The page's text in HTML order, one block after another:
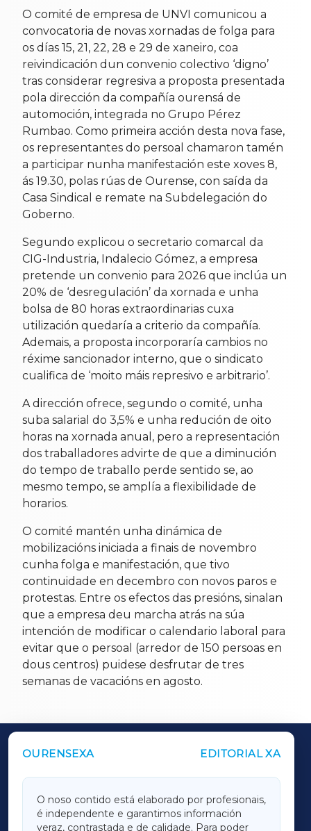
O comité de empresa de UNVI comunicou a
convocatoria de novas xornadas de folga para
os días 15, 21, 22, 28 e 29 de xaneiro, coa
reivindicación dun convenio colectivo ‘digno’
tras considerar regresiva a proposta presentada
pola dirección da compañía ourensá de
automoción, integrada no Grupo Pérez
Rumbao. Como primeira acción desta nova fase,
os representantes do persoal chamaron tamén
a participar nunha manifestación este xoves 8,
ás 19.30, polas rúas de Ourense, con saída da
Casa Sindical e remate na Subdelegación do
Goberno.
Segundo explicou o secretario comarcal da
CIG-Industria, Indalecio Gómez, a empresa
pretende un convenio para 2026 que inclúa un
20% de ‘desregulación’ da xornada e unha
bolsa de 80 horas extraordinarias cuxa
utilización quedaría a criterio da compañía.
Ademais, a proposta incorporaría cambios no
réxime sancionador interno, que o sindicato
cualifica de ‘moito máis represivo e arbitrario’.
A dirección ofrece, segundo o comité, unha
suba salarial do 3,5% e unha redución de oito
horas na xornada anual, pero a representación
dos traballadores advirte de que a diminución
do tempo de traballo perde sentido se, ao
mesmo tempo, se amplía a flexibilidade de
horarios.
O comité mantén unha dinámica de
mobilizacións iniciada a finais de novembro
cunha folga e manifestación, que tivo
continuidade en decembro con novos paros e
protestas. Entre os efectos das presións, sinalan
que a empresa deu marcha atrás na súa
intención de modificar o calendario laboral para
evitar que o persoal (arredor de 150 persoas en
dous centros) puidese desfrutar de tres
semanas de vacacións en agosto.
OURENSEXA EDITORIAL XA
O noso contido está elaborado por profesionais,
é independente e garantimos información
veraz, contrastada e de calidade. Para poder
OUTROS PERIÓDICOS
LUGOXA